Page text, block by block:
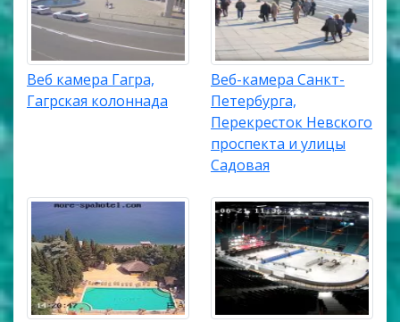
Веб камера Гагра,
Гагрская колоннада
Веб-камера Санкт-
Петербурга,
Перекресток Невского
проспекта и улицы
Садовая